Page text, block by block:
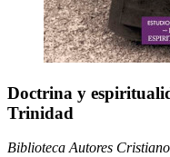
Doctrina y
Trinidad
Biblioteca Autores